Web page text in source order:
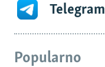
Telegram
Popularno